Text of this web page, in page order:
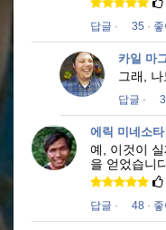
답글 · 35 ·
카일 마
그래,
답글 ·
에릭 미네소타
예, 이것이
을 얻었습니
답글 · 48 ·